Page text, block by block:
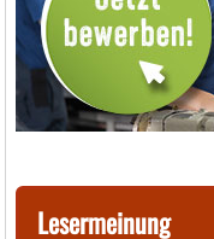
Lesermeinung